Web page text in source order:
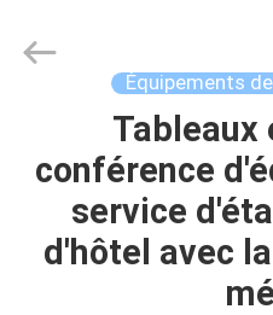
MAISON
PRODUITS
Catering
equipments
Équipements
Tableaux
conférence
service
d'hôtel avec